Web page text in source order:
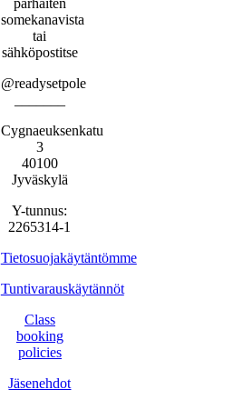
somekanavista
tai
sähköpostitse
@readysetpole
Cygnaeuksenkatu
3
40100
Jyväskylä
Y-tunnus:
2265314-1
Tietosuojakäytäntömme
Tuntivarauskäytännöt
Class
booking
policies
Jäsenehdot